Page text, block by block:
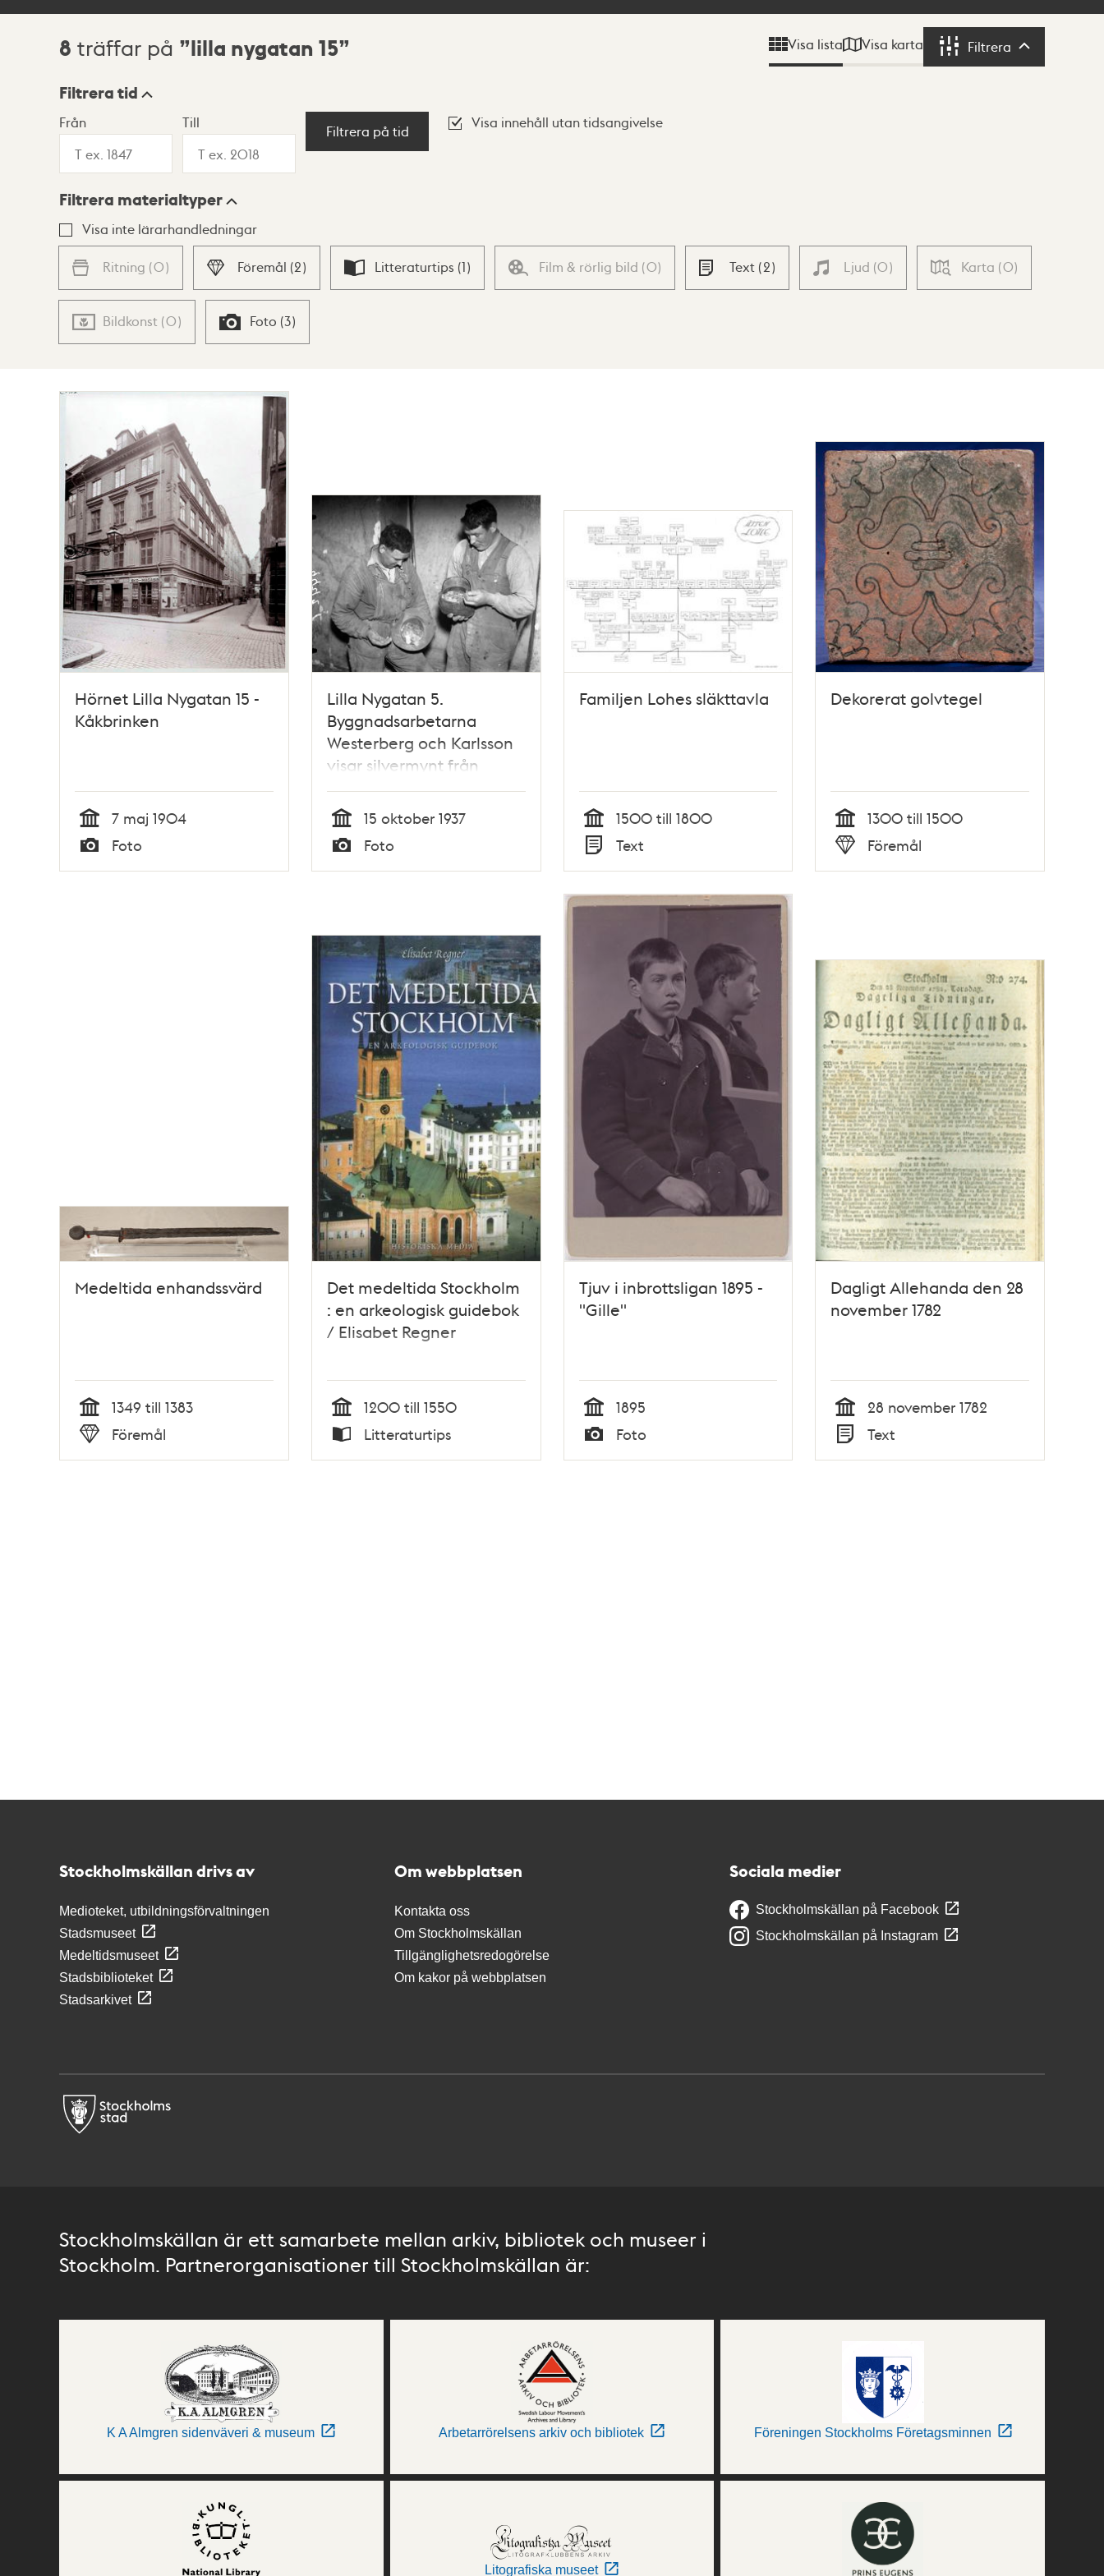
Sökresultat
8 träffar på lilla nygatan 15 Visa lista Visa karta Filtrera Filtrera
Visningsläge
Lista Karta
Filtrera tid
Från Till
Filtrera på tid
Visa innehåll utan tidsangivelse
Filtrera materialtyper
Visa inte lärarhandledningar
Ritning (0) Föremål (2) Litteraturtips (1) Film & rörlig bild (0) Text (2) Ljud (0) Karta (0)
Bildkonst (0) Foto (3)
Hörnet Lilla Nygatan 15 -
Kåkbrinken
Tid
7 maj 1904
Typ
Foto
Lilla Nygatan 5.
Byggnadsarbetarna
Westerberg och Karlsson
visar silvermynt från
Loheskatten som de grävt
fram i fastigheten Lilla
Nygatan 5
Tid
15 oktober 1937
Typ
Foto
Familjen Lohes släkttavla
Tid
1500 till 1800
Typ
Text
Dekorerat golvtegel
Tid
1300 till 1500
Typ
Föremål
Medeltida enhandssvärd
Tid
1349 till 1383
Föremål
Det medeltida Stockholm
: en arkeologisk guidebok
/ Elisabet Regner
Tid
1200 till 1550
Litteraturtips
Tjuv i inbrottsligan 1895 -
"Gille"
Tid
1895
Foto
Dagligt Allehanda den 28
november 1782
Tid
28 november 1782
Text
Stockholmskällan drivs av
Medioteket, utbildningsförvaltningen
Stadsmuseet
Medeltidsmuseet
Stadsbiblioteket
Stadsarkivet
Om webbplatsen
Kontakta oss
Om Stockholmskällan
Tillgänglighetsredogörelse
Om kakor på webbplatsen
Sociala medier
Stockholmskällan på Facebook
Stockholmskällan på Instagram
Stockholmskällan är ett samarbete mellan arkiv, bibliotek och museer i
Stockholm. Partnerorganisationer till Stockholmskällan är:
K A Almgren sidenväveri & museum Arbetarrörelsens arkiv och bibliotek Föreningen Stockholms Företagsminnen
Litografiska museet